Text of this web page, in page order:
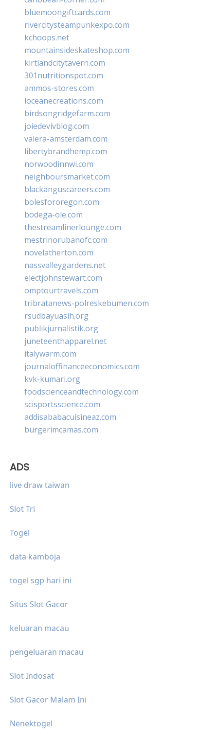
bluemoongiftcards.com
rivercitysteampunkexpo.com
kchoops.net
mountainsideskateshop.com
kirtlandcitytavern.com
301nutritionspot.com
ammos-stores.com
loceanecreations.com
birdsongridgefarm.com
joiedevivblog.com
valera-amsterdam.com
libertybrandhemp.com
norwoodinnwi.com
neighboursmarket.com
blackanguscareers.com
bolesfororegon.com
bodega-ole.com
thestreamlinerlounge.com
mestrinorubanofc.com
novelatherton.com
nassvalleygardens.net
electjohnstewart.com
omptourtravels.com
tribratanews-polreskebumen.com
rsudbayuasih.org
publikjurnalistik.org
juneteenthapparel.net
italywarm.com
journaloffinanceeconomics.com
kvk-kumari.org
foodscienceandtechnology.com
scisportsscience.com
addisababacuisineaz.com
burgerimcamas.com
ADS
live draw taiwan
Slot Tri
Togel
data kamboja
togel sgp hari ini
Situs Slot Gacor
keluaran macau
pengeluaran macau
Slot Indosat
Slot Gacor Malam Ini
Nenektogel